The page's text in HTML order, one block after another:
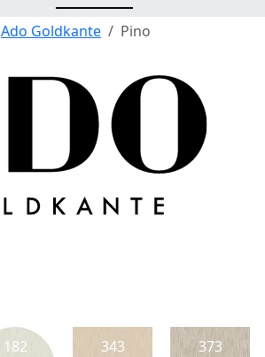
Ado Goldkante Pino
182
343
373